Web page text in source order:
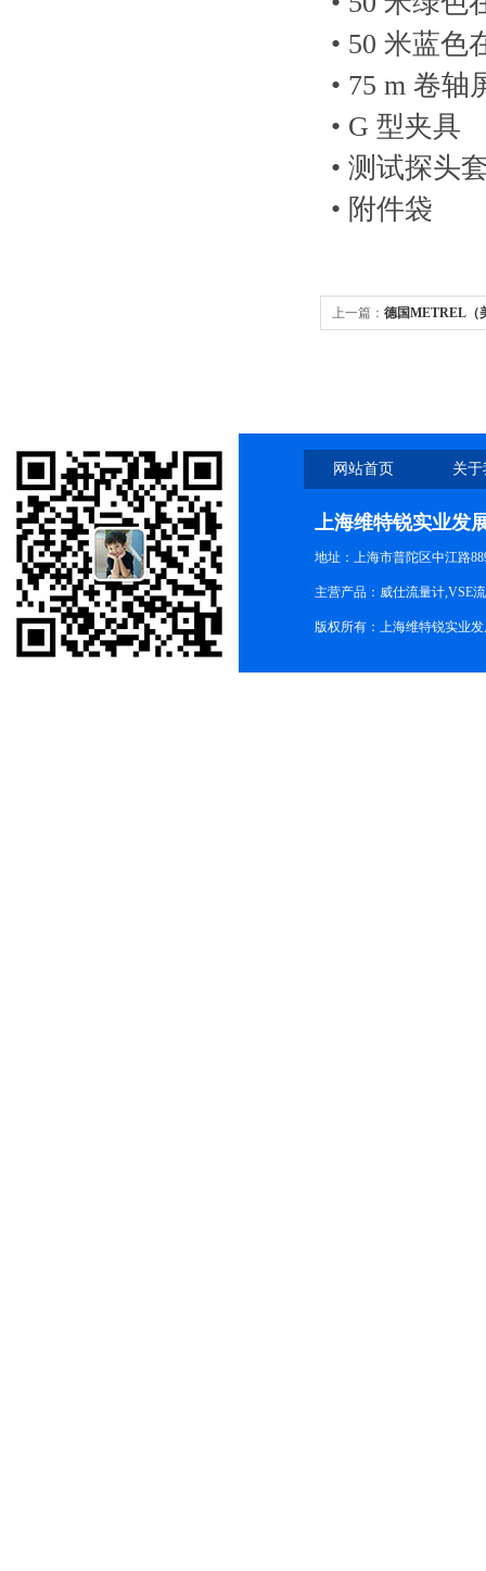
• 50 米蓝色
• 75 m 卷轴
• G 型夹具
• 测试探头
• 附件袋
上一篇： 德国METREL（
网站首页 关
上海维特锐实业发
地址：上海市普陀区中江路
主营产品：威仕流量计,VSE
版权所有：上海维特锐实业